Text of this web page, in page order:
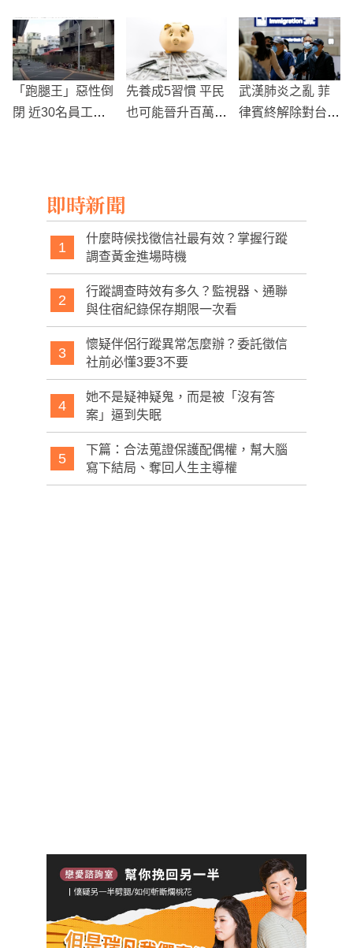
工領不到薪資
毒」
「跑腿王」惡性倒
閉 近30名員工遭
先養成5習慣 平民
也可能晉升百萬富
武漢肺炎之亂 菲
律賓終解除對台禁
即時新聞
1
什麼時候找徵信社最有效？掌握行蹤
調查黃金進場時機
2
行蹤調查時效有多久？監視器、通聯
與住宿紀錄保存期限一次看
3
懷疑伴侶行蹤異常怎麼辦？委託徵信
社前必懂3要3不要
4
她不是疑神疑鬼，而是被「沒有答
案」逼到失眠
5
下篇：合法蒐證保護配偶權，幫大腦
寫下結局、奪回人生主導權